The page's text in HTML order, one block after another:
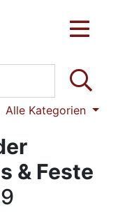
Alle Kategorien
& Feste